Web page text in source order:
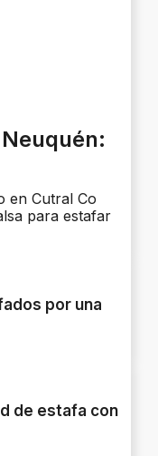
en Cutral Co
para estafar
por una
de estafa con